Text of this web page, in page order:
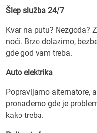
Šlep služba 24/7
Kvar na putu? Nezgoda?
noći. Brzo dolazimo,
gde god vam treba.
Auto elektrika
Popravljamo alternatore,
pronađemo gde je
kako treba.